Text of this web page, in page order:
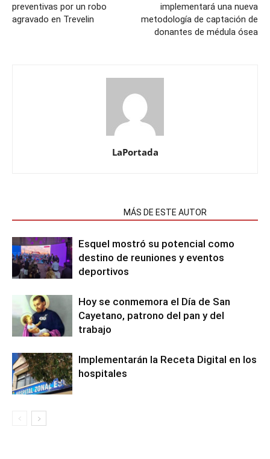
preventivas por un robo
agravado en Trevelin
implementará una nueva
metodología de captación de
donantes de médula ósea
LaPortada
MÁS DE ESTE AUTOR
Esquel mostró su potencial como
destino de reuniones y eventos
deportivos
Hoy se conmemora el Día de San
Cayetano, patrono del pan y del
trabajo
Implementarán la Receta Digital en los
hospitales